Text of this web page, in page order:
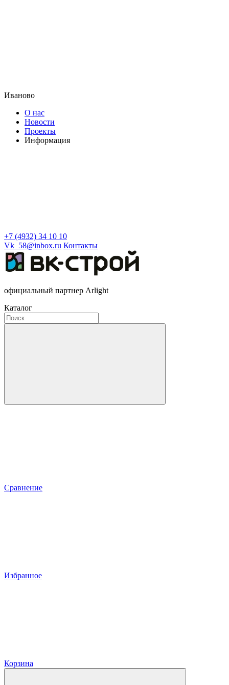
Иваново
О нас
Новости
Проекты
Информация
+7 (4932) 34 10 10
Vk_58@inbox.ru Контакты
официальный партнер Arlight
Каталог
Сравнение
Избранное
Корзина